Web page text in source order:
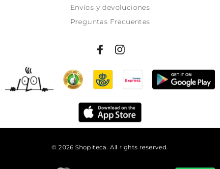
Envíos y devoluciones
Preguntas Frecuentes
© 2026 Shopiteca. All rights reserved.